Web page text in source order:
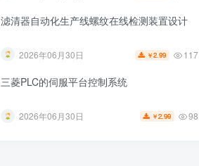
滤清器自动化生产线螺纹在线检测装置设计
2026年06月30日 ￥2.99 117
三菱PLC的伺服平台控制系统
2026年06月30日 ￥2.99 98